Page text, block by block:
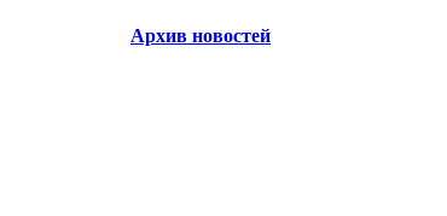
Архив новостей